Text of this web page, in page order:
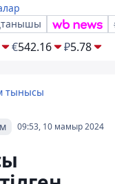
€542.16 ₽5.78
тынысы
09:53, 10 мамыр 2024